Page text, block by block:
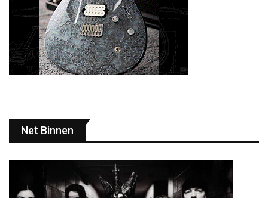
Net Binnen